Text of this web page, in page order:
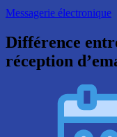
Messagerie électronique
Différence
réception